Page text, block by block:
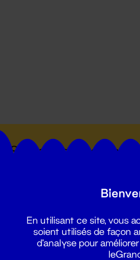
Suivez toutes les
En utilisant ce site, vous
soient utilisés de façon
d'analyse pour